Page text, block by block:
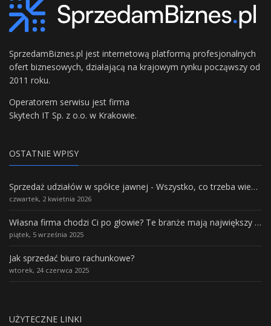
SprzedamBiznes.pl jest internetową platformą profesjonalnych
ofert biznesowych, działającą na krajowym rynku począwszy od
2011 roku.
Operatorem serwisu jest firma
Skytech IT Sp. z o.o. w Krakowie.
OSTATNIE WPISY
Sprzedaż udziałów w spółce jawnej - Wszystko, co trzeba wiedzieć.
czwartek, 2 kwietnia 2026
Własna firma chodzi Ci po głowie? Te branże mają największy potencjał rozwoju
piątek, 5 września 2025
Jak sprzedać biuro rachunkowe?
wtorek, 24 czerwca 2025
UŻYTECZNE LINKI